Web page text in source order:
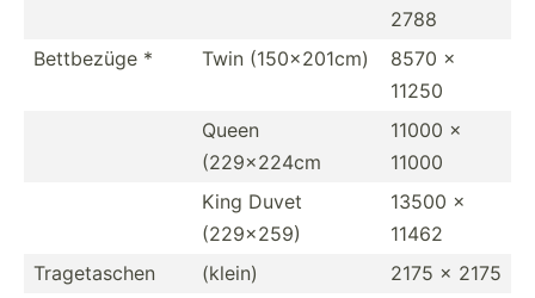
2788
Bettbezüge *
Twin (150x2­01cm)
8570 x
11250
Queen
(229x224cm
11000 x
11000
King Duvet
(229x259)
13500 x
11462
Traget­aschen
(klein)
2175 x 2175